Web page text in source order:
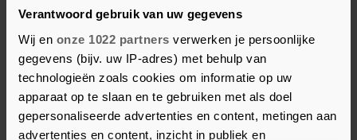
Verantwoord gebruik van uw gegevens
Wij en onze 1022 partners verwerken je persoonlijke
gegevens (bijv. uw IP-adres) met behulp van
technologieën zoals cookies om informatie op uw
apparaat op te slaan en te gebruiken met als doel
gepersonaliseerde advertenties en content, metingen aan
advertenties en content, inzicht in publiek en
Minder toerekeningsvatbaar
Uit rapportages blijkt dat De W. een
autismespectrumstoornis, borderline en een
seksuele afwijking heeft. Hij ontwikkelde volgens